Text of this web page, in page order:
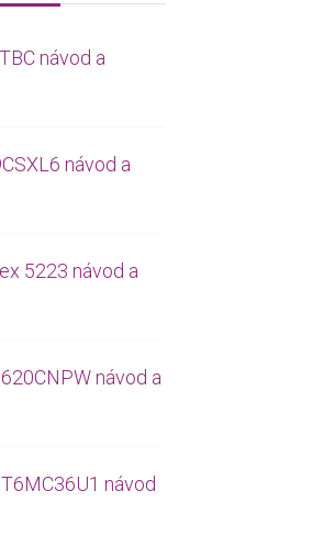
návod a
návod a
5223 návod a
návod a
návod